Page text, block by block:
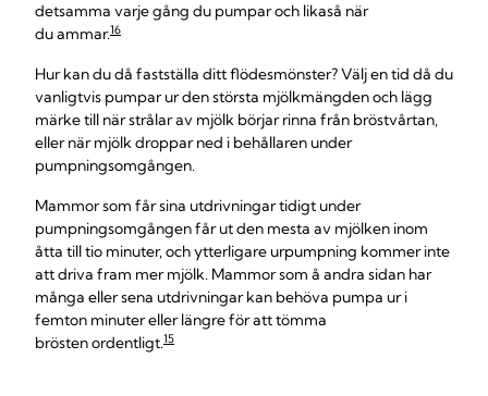
detsamma varje gång du pumpar och likaså när
du ammar.16
Hur kan du då fastställa ditt flödesmönster? Välj en tid då du
vanligtvis pumpar ur den största mjölkmängden och lägg
märke till när strålar av mjölk börjar rinna från bröstvårtan,
eller när mjölk droppar ned i behållaren under
pumpningsomgången.
Mammor som får sina utdrivningar tidigt under
pumpningsomgången får ut den mesta av mjölken inom
åtta till tio minuter, och ytterligare urpumpning kommer inte
att driva fram mer mjölk. Mammor som å andra sidan har
många eller sena utdrivningar kan behöva pumpa ur i
femton minuter eller längre för att tömma
brösten ordentligt.15